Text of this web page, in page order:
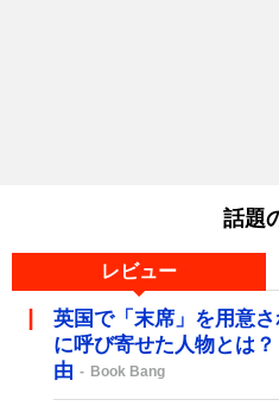
話題
レビュー
英国で「末席」を用意
に呼び寄せた人物とは
由
Book Bang